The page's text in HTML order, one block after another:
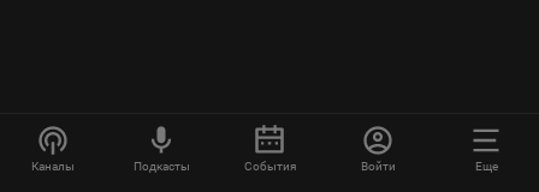
Каналы Подкасты События Войти Еще